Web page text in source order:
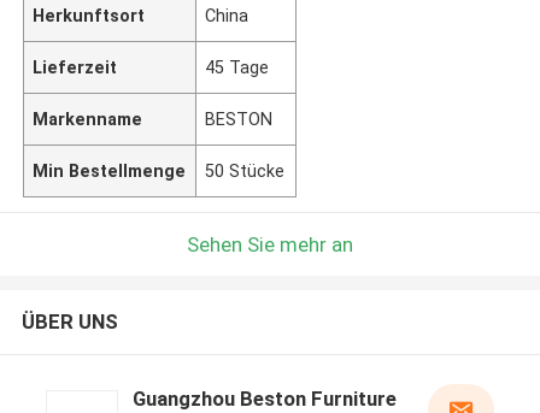
Herkunftsort China
Lieferzeit 45 Tage
Markenname BESTON
Min Bestellmenge 50 Stücke
Sehen Sie mehr an
ÜBER UNS
Guangzhou Beston Furniture